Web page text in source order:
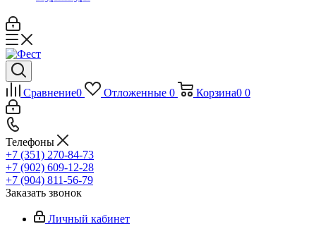
Сравнение0 Отложенные 0 Корзина0 0
Телефоны
+7 (351) 270-84-73
+7 (902) 609-12-28
+7 (904) 811-56-79
Заказать звонок
Личный кабинет